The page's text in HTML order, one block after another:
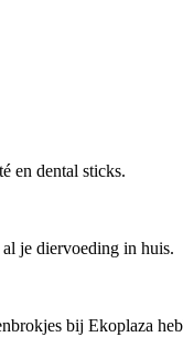
en dental sticks.
je diervoeding in huis.
bij Ekoplaza